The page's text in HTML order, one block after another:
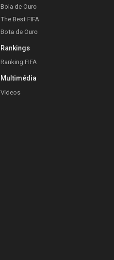
Bola de Ouro
The Best FIFA
Bota de Ouro
Rankings
Ranking FIFA
Multimédia
Vídeos